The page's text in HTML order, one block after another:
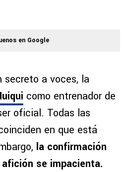
en Google
secreto a voces, la
como entrenador de
oficial. Todas las
en que está
la confirmación
se impacienta.